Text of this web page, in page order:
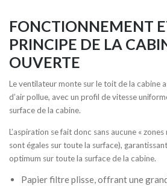
FONCTIONNEMENT
PRINCIPE DE LA
OUVERTE
Le ventilateur monte sur le toit de la cabine
d’air pollue, avec un profil de vitesse
surface de la cabine.
L’aspiration se fait donc sans aucune «
sont égales sur toute la surface),
optimum sur toute la surface de la cabine.
Papier filtre plisse, offrant une